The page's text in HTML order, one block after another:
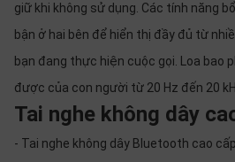
giữ khi không sử dụng. Các tính năng
bận ở hai bên để hiển thị đầy đủ từ
bạn đang thực hiện cuộc gọi. Loa bao
được của con người từ 20 Hz đến 20
Tai nghe không dây
- Tai nghe không dây Bluetooth cao